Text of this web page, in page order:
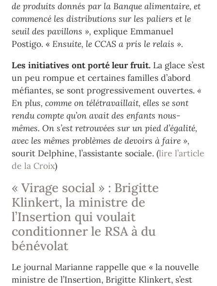
de produits donnés par la Banque alimentaire, et
commencé les distributions sur les paliers et le
seuil des pavillons », explique Emmanuel
Postigo. « Ensuite, le CCAS a pris le relais ».
Les initiatives ont porté leur fruit. La glace s’est
un peu rompue et certaines familles d’abord
méfiantes, se sont progressivement ouvertes. «
En plus, comme on télétravaillait, elles se sont
rendu compte qu’on avait des enfants nous-
mêmes. On s’est retrouvées sur un pied d’égalité,
avec les mêmes problèmes de devoirs à faire »,
sourit Delphine, l’assistante sociale. (lire l’article
de la Croix)
« Virage social » : Brigitte
Klinkert, la ministre de
l’Insertion qui voulait
conditionner le RSA à du
bénévolat
Le journal Marianne rappelle que « la nouvelle
ministre de l’Insertion, Brigitte Klinkert, s’est